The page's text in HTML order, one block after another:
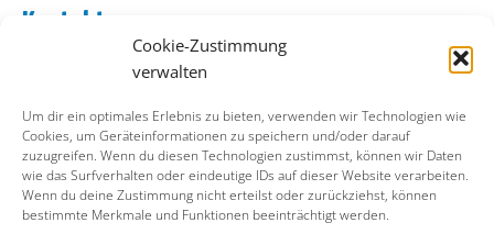
Cookie-Zustimmung
verwalten
Um dir ein optimales Erlebnis zu bieten, verwenden wir Technologien wie
Cookies, um Geräteinformationen zu speichern und/oder darauf
zuzugreifen. Wenn du diesen Technologien zustimmst, können wir Daten
wie das Surfverhalten oder eindeutige IDs auf dieser Website verarbeiten.
Wenn du deine Zustimmung nicht erteilst oder zurückziehst, können
bestimmte Merkmale und Funktionen beeinträchtigt werden.
Kontakt
Verlag Kontakt
Soziale Medien
Facebook
Instagram